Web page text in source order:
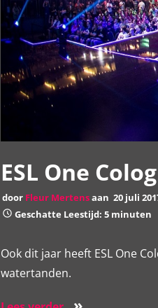
ESL One
door Fleur Mertensaan 20 juli
Geschatte Leestijd: 5 minuten
Ook dit jaar heeft ESL One
watertanden.